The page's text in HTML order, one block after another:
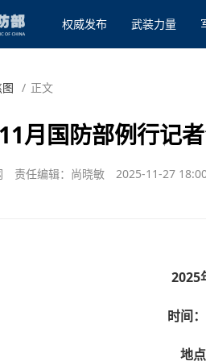
权威发布 武装力量
/ 正文
月国防部例行记
责任编辑：尚晓敏 2025-11-27
2025
时间
地